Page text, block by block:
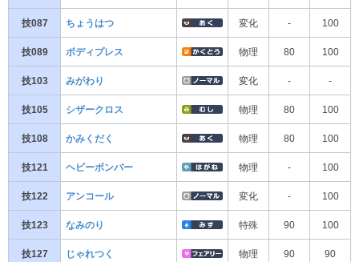
技087 ちょうはつ 変化 - 100
技089 ボディプレス 物理 80 100
技103 みがわり 変化 - -
技105 シザークロス 物理 80 100
技108 かみくだく 物理 80 100
技121 ヘビーボンバー 物理 - 100
技122 アンコール 変化 - 100
技123 なみのり 特殊 90 100
技127 じゃれつく 物理 90 90